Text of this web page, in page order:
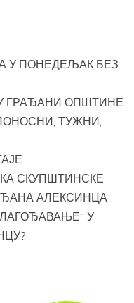
У ПОНЕДЕЉАК БЕЗ
ГРАЂАНИ ОПШТИНЕ
ТУЖНИ,
СКУПШТИНСКЕ
АЛЕКСИНЦА
У